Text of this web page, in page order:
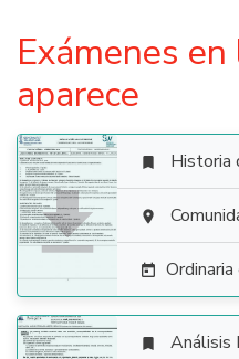
Exámenes
aparece

 Historia


 Análisis